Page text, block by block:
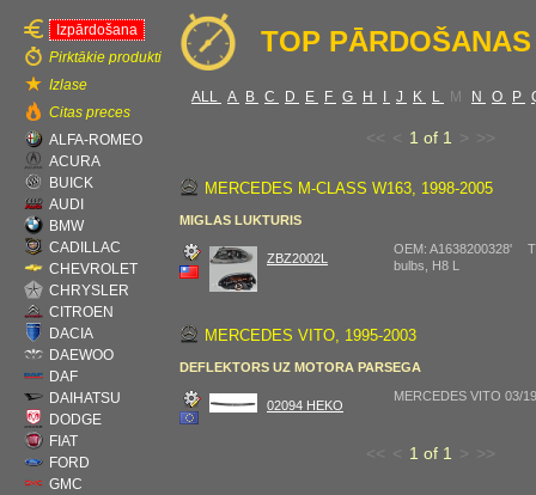
Izpārdošana
Pirktākie produkti
Izlase
Citas preces
ALFA-ROMEO
ACURA
BUICK
AUDI
BMW
CADILLAC
CHEVROLET
CHRYSLER
CITROEN
DACIA
DAEWOO
DAF
DAIHATSU
DODGE
FIAT
FORD
GMC
TOP
ALL A B C D E F G H J K L M N O P
<< < 1 of 1 > >>
MERCEDES M-CLASS W163, 1998-2005
MIGLAS LUKTURIS
ZBZ2002L
OEM:
bulbs, H8 L
MERCEDES VITO, 1995-2003
DEFLEKTORS UZ MOTORA PARSEGA
02094 HEKO
MERCEDES VITO 03/
<< < 1 of 1 > >>